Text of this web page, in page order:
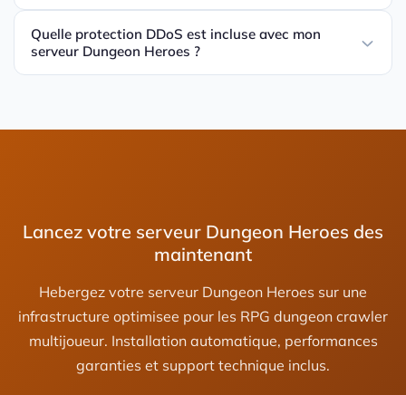
Quelle protection DDoS est incluse avec mon
serveur Dungeon Heroes ?
Lancez votre serveur Dungeon Heroes des
maintenant
Hebergez votre serveur Dungeon Heroes sur une
infrastructure optimisee pour les RPG dungeon crawler
multijoueur. Installation automatique, performances
garanties et support technique inclus.